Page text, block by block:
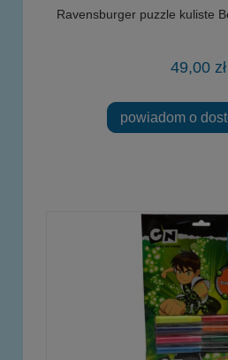
Ravensburger puzzle kuliste
49,00 zł
powiadom o